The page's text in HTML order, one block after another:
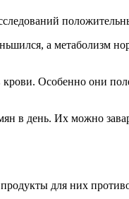
а метаболизм
Особенно они
в день. Их можно
для них